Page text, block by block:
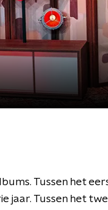
Tussen het
jaar. Tussen het